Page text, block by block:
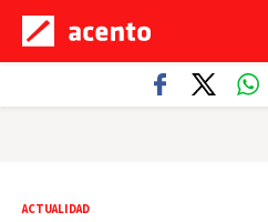
ACTUALIDAD